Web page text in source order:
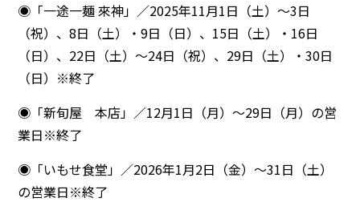
◉「一途一麺 來神」／2025年11月1日（土）〜3日
（祝）、8日（土）・9日（日）、15日（土）・16日
（日）、22日（土）〜24日（祝）、29日（土）・30日
（日）※終了
◉「新旬屋 本店」／12月1日（月）～29日（月）の営
業日※終了
◉「いもせ食堂」／2026年1月2日（金）〜31日（土）
の営業日※終了